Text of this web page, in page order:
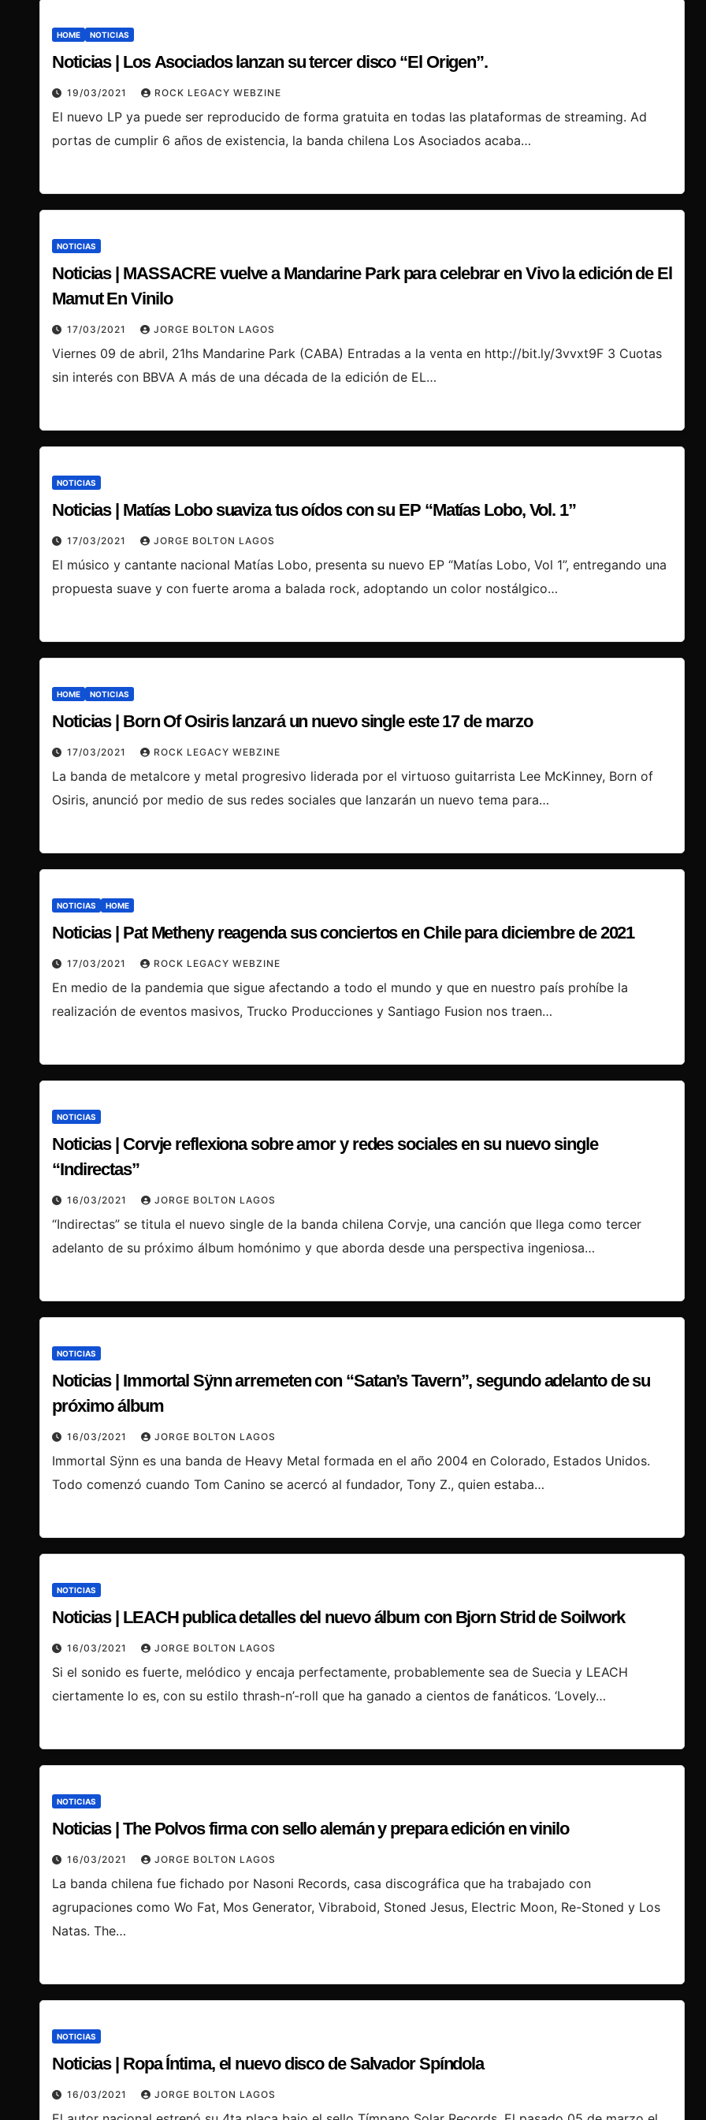
HOME NOTICIAS
Noticias | Los Asociados lanzan su tercer disco “El Origen”.
19/03/2021 ROCK LEGACY WEBZINE
El nuevo LP ya puede ser reproducido de forma gratuita en todas las plataformas de streaming. Ad
portas de cumplir 6 años de existencia, la banda chilena Los Asociados acaba…
NOTICIAS
Noticias | MASSACRE vuelve a Mandarine Park para celebrar en Vivo la edición de El
Mamut En Vinilo
17/03/2021 JORGE BOLTON LAGOS
Viernes 09 de abril, 21hs Mandarine Park (CABA) Entradas a la venta en http://bit.ly/3vvxt9F 3 Cuotas
sin interés con BBVA A más de una década de la edición de EL…
NOTICIAS
Noticias | Matías Lobo suaviza tus oídos con su EP “Matías Lobo, Vol. 1”
17/03/2021 JORGE BOLTON LAGOS
El músico y cantante nacional Matías Lobo, presenta su nuevo EP “Matías Lobo, Vol 1”, entregando una
propuesta suave y con fuerte aroma a balada rock, adoptando un color nostálgico…
HOME NOTICIAS
Noticias | Born Of Osiris lanzará un nuevo single este 17 de marzo
17/03/2021 ROCK LEGACY WEBZINE
La banda de metalcore y metal progresivo liderada por el virtuoso guitarrista Lee McKinney, Born of
Osiris, anunció por medio de sus redes sociales que lanzarán un nuevo tema para…
NOTICIAS HOME
Noticias | Pat Metheny reagenda sus conciertos en Chile para diciembre de 2021
17/03/2021 ROCK LEGACY WEBZINE
En medio de la pandemia que sigue afectando a todo el mundo y que en nuestro país prohíbe la
realización de eventos masivos, Trucko Producciones y Santiago Fusion nos traen…
NOTICIAS
Noticias | Corvje reflexiona sobre amor y redes sociales en su nuevo single
“Indirectas”
16/03/2021 JORGE BOLTON LAGOS
“Indirectas” se titula el nuevo single de la banda chilena Corvje, una canción que llega como tercer
adelanto de su próximo álbum homónimo y que aborda desde una perspectiva ingeniosa…
NOTICIAS
Noticias | Immortal Sÿnn arremeten con “Satan’s Tavern”, segundo adelanto de su
próximo álbum
16/03/2021 JORGE BOLTON LAGOS
Immortal Sÿnn es una banda de Heavy Metal formada en el año 2004 en Colorado, Estados Unidos.
Todo comenzó cuando Tom Canino se acercó al fundador, Tony Z., quien estaba…
NOTICIAS
Noticias | LEACH publica detalles del nuevo álbum con Bjorn Strid de Soilwork
16/03/2021 JORGE BOLTON LAGOS
Si el sonido es fuerte, melódico y encaja perfectamente, probablemente sea de Suecia y LEACH
ciertamente lo es, con su estilo thrash-n’-roll que ha ganado a cientos de fanáticos. ‘Lovely…
NOTICIAS
Noticias | The Polvos firma con sello alemán y prepara edición en vinilo
16/03/2021 JORGE BOLTON LAGOS
La banda chilena fue fichado por Nasoni Records, casa discográfica que ha trabajado con
agrupaciones como Wo Fat, Mos Generator, Vibraboid, Stoned Jesus, Electric Moon, Re-Stoned y Los
Natas. The…
NOTICIAS
Noticias | Ropa Íntima, el nuevo disco de Salvador Spíndola
16/03/2021 JORGE BOLTON LAGOS